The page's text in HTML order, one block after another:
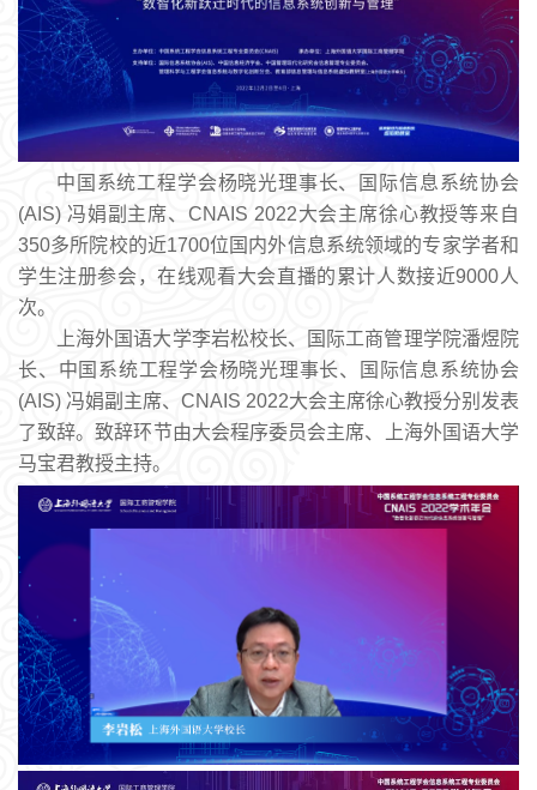
中国系统工程学会杨晓光理事长、国际信息系统协会
(AIS) 冯娟副主席、CNAIS 2022大会主席徐心教授等来自
350多所院校的近1700位国内外信息系统领域的专家学者和
学生注册参会，在线观看大会直播的累计人数接近9000人
次。
上海外国语大学李岩松校长、国际工商管理学院潘煜院
长、中国系统工程学会杨晓光理事长、国际信息系统协会
(AIS) 冯娟副主席、CNAIS 2022大会主席徐心教授分别发表
了致辞。致辞环节由大会程序委员会主席、上海外国语大学
马宝君教授主持。